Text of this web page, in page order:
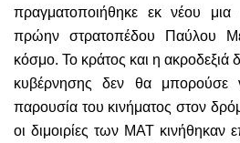
πραγματοποιήθηκε εκ νέου μια
πρώην στρατοπέδου Παύλου
κόσμο. Το κράτος και η ακροδεξιά
κυβέρνησης δεν θα μπορούσε
παρουσία του κινήματος στον
οι διμοιρίες των ΜΑΤ κινήθηκαν